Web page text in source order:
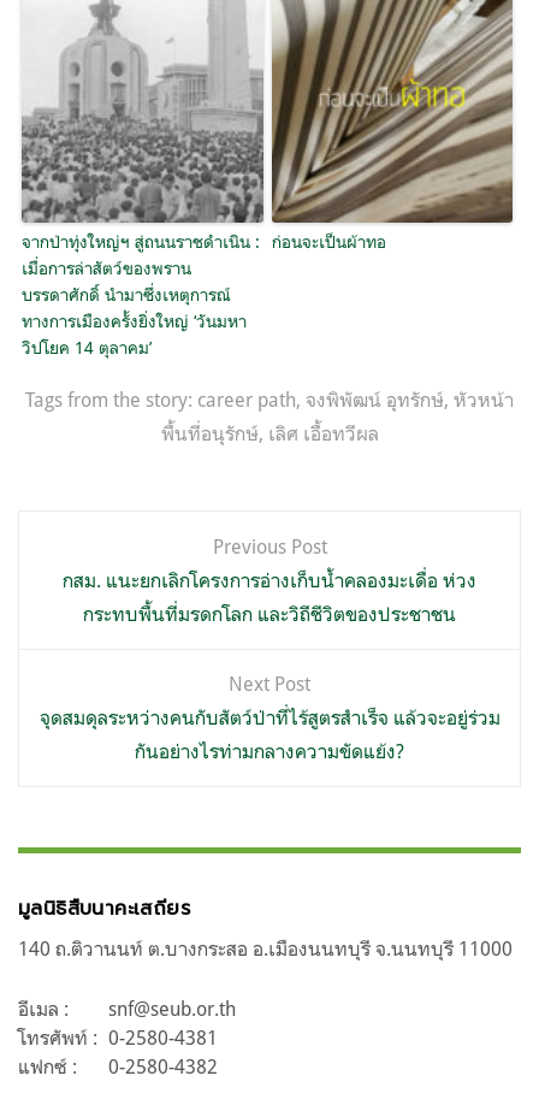
จากป่าทุ่งใหญ่ฯ สู่ถนนราชดำเนิน :
เมื่อการล่าสัตว์ของพราน
บรรดาศักดิ์ นำมาซึ่งเหตุการณ์
ทางการเมืองครั้งยิ่งใหญ่ ‘วันมหา
วิปโยค 14 ตุลาคม’
ก่อนจะเป็นผ้าทอ
Tags from the story: career path, จงพิพัฒน์ อุทรักษ์, หัวหน้า
พื้นที่อนุรักษ์, เลิศ เอื้อทวีผล
เรื่อง
Previous Post
กสม. แนะยกเลิกโครงการอ่างเก็บน้ำคลองมะเดื่อ ห่วง
กระทบพื้นที่มรดกโลก และวิถีชีวิตของประชาชน
Next Post
จุดสมดุลระหว่างคนกับสัตว์ป่าที่ไร้สูตรสำเร็จ แล้วจะอยู่ร่วม
กันอย่างไรท่ามกลางความขัดแย้ง?
มูลนิธิสืบนาคะเสถียร
140 ถ.ติวานนท์ ต.บางกระสอ อ.เมืองนนทบุรี จ.นนทบุรี 11000
อีเมล :
snf@seub.or.th
โทรศัพท์ : 0-2580-4381
แฟกซ์ :
0-2580-4382